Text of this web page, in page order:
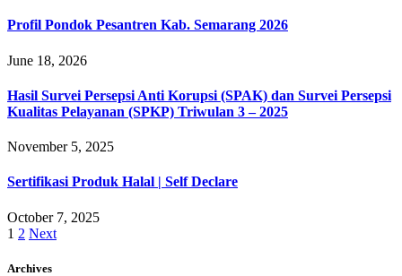
Profil Pondok Pesantren Kab. Semarang 2026
June 18, 2026
Hasil Survei Persepsi Anti Korupsi (SPAK) dan Survei Persepsi
Kualitas Pelayanan (SPKP) Triwulan 3 – 2025
November 5, 2025
Sertifikasi Produk Halal | Self Declare
October 7, 2025
1 2 Next
Archives